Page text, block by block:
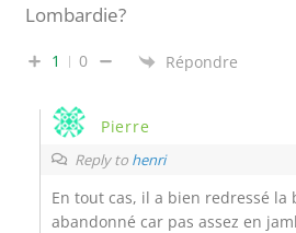
Lombardie?
1 0 Répondre
Pierre
Reply to henri
En tout cas, il a bien redressé la
abandonné car pas assez en